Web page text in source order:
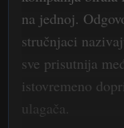
na jednoj.
stručnjaci
sve prisutnija
istovremeno
ulagača.